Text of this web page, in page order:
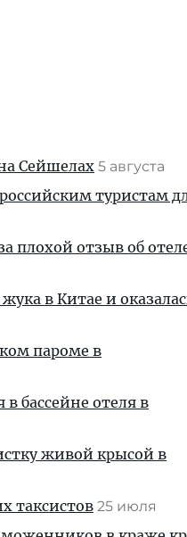
Сейшелах 5 августа
туристам
плохой отзыв об
в Китае и
пароме в
бассейне отеля в
живой крысой в
таксистов 25 июля